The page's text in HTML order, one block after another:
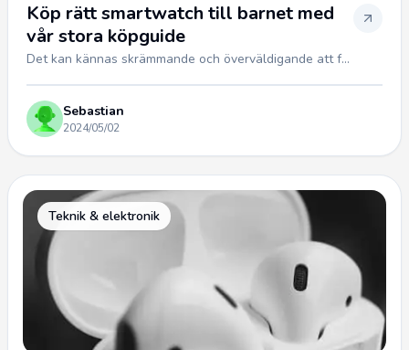
Köp rätt smartwatch till barnet med
vår stora köpguide
Det kan kännas skrämmande och överväldigande att f...
Sebastian
2024/05/02
Teknik & elektronik